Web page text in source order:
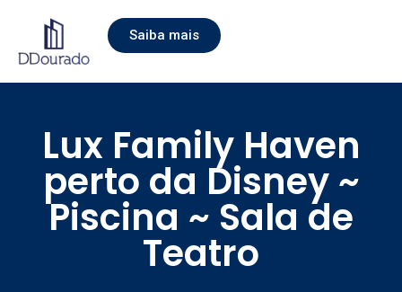
Saiba mais
Lux Family Haven
perto da Disney ~
Piscina ~ Sala de
Teatro